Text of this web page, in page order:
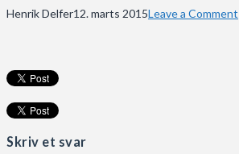
Henrik Delfer12. marts 2015Leave a Comment
Skriv et svar